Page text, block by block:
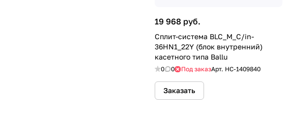
19 968 руб.
Сплит-система BLC_М_С/in-
36HN1_22Y (блок внутренний)
касетного типа Ballu
0 0 Под заказАрт. НС-1409840
Заказать